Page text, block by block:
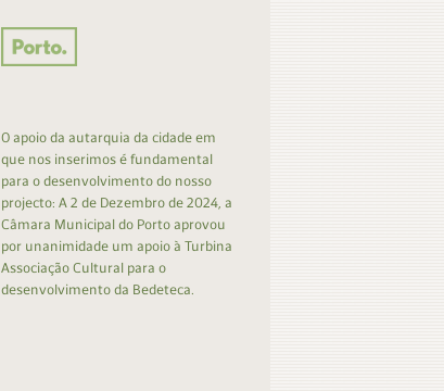
O apoio da autarquia da cidade em
que nos inserimos é fundamental
para o desenvolvimento do nosso
projecto: A 2 de Dezembro de 2024, a
Câmara Municipal do Porto aprovou
por unanimidade um apoio à Turbina
Associação Cultural para o
desenvolvimento da Bedeteca.